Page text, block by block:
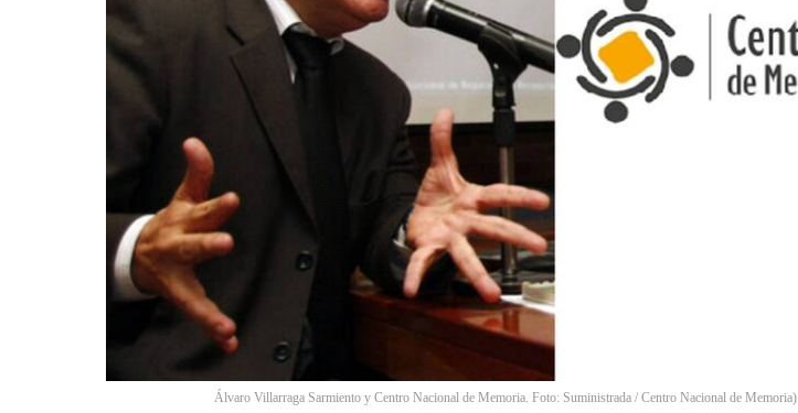
Álvaro Villarraga Sarmiento y Centro Nacional de Memoria. Foto: Suministrada / Centro Nacional de Memoria)